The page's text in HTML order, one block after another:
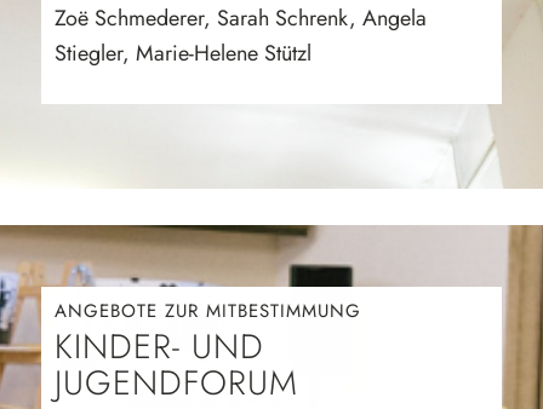
Zoë Schmederer, Sarah Schrenk, Angela
Stiegler, Marie-Helene Stützl
ANGEBOTE ZUR MITBESTIMMUNG
KINDER- UND
JUGENDFORUM